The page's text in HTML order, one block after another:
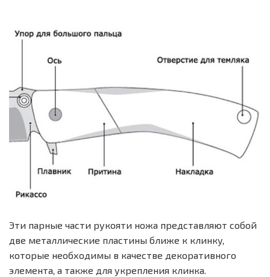
Эти парные части рукояти ножа представляют собой
две металлические пластины ближе к клинку,
которые необходимы в качестве декоративного
элемента, а также для укрепления клинка.